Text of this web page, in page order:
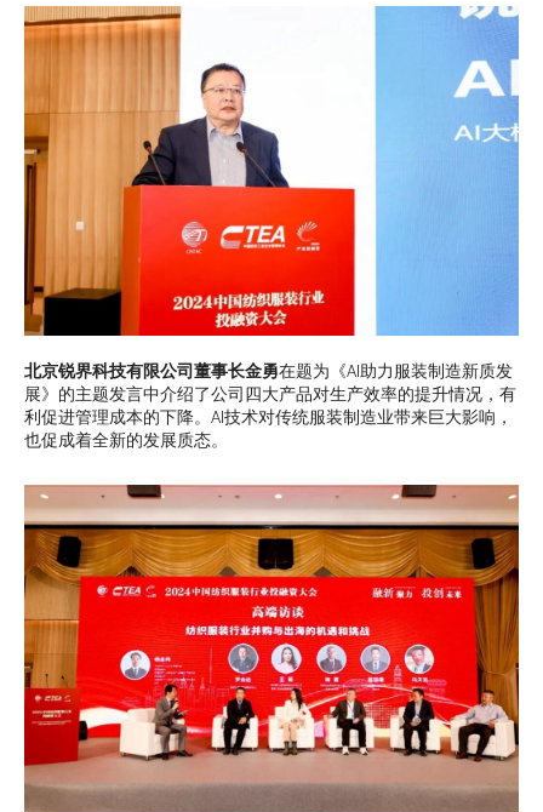
北京锐界科技有限公司董事长金勇在题为《AI助力服装制造新质发
展》的主题发言中介绍了公司四大产品对生产效率的提升情况，有
利促进管理成本的下降。AI技术对传统服装制造业带来巨大影响，
也促成着全新的发展质态。